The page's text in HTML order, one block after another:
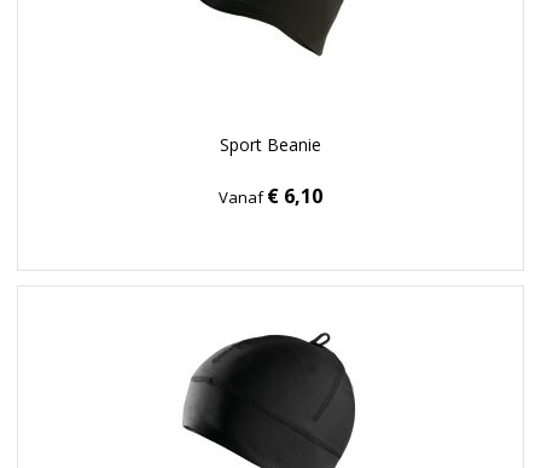
Sport Beanie
Vanaf€ 6,10